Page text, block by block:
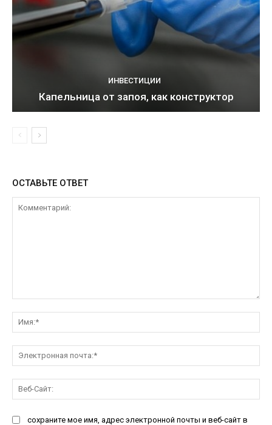
ИНВЕСТИЦИИ
Капельница от запоя, как конструктор
ОСТАВЬТЕ ОТВЕТ
сохраните мое имя, адрес электронной почты и веб-сайт в